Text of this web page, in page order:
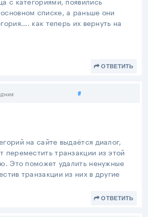
списке, а раньше они
как теперь их вернуть на
ОТВЕТИТЬ
#Поделиться
на сайте выдаётся диалог,
переместить транзакции из этой
Это поможет удалить ненужные
транзакции из них в другие
ОТВЕТИТЬ